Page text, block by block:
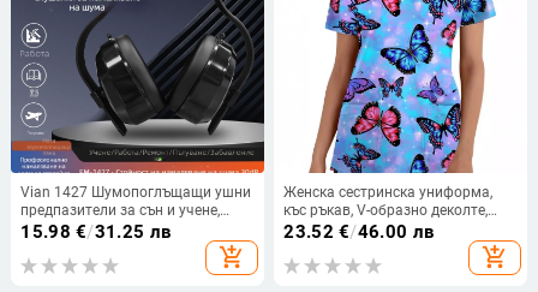
Vian 1427 Шумопоглъщащи ушни
предпазители за сън и учене,
индустриално ниво на
15.98 €/31.25 лв
add_shopping_cart
Женска сестринска униформа,
къс ръкав, V-образно деколте,
влаготводящ полиестер ≥95%, 3D
дигитален принт с пеперуди,
средна дължина 65–80 cm,
23.52 €/46.00 лв
add_shopping_cart